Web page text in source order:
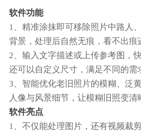
软件功能
1、精准涂抹即可移除照片中路人
背景，处理后自然无痕，看不出痕
2、输入文字描述或上传参考图，
还可以自定义尺寸，满足不同的需
3、智能优化老旧照片的模糊、泛
人像与风景细节，让模糊旧照变清
软件亮点
1、不仅能处理图片，还有视频裁